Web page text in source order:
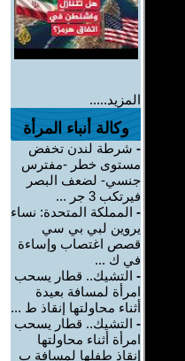
المزيد.....
وكالة أنباء المرأة
- شرطة لندن تخفض
مستوى خطر -مفترس
جنسي- لضعف البصر
فيرتكب 3 جر ...
- المملكة المتحدة: نساء
يروين لبي بي سي
قصص اغتصاب وإساءة
في ك ...
- التشيك.. قطار يسحب
امرأة لمسافة بعيدة
أثناء محاولتها إنقاذ ط ...
- التشيك.. قطار يسحب
امرأة أثناء محاولتها
إنقاذ طفلها لمسافة ب